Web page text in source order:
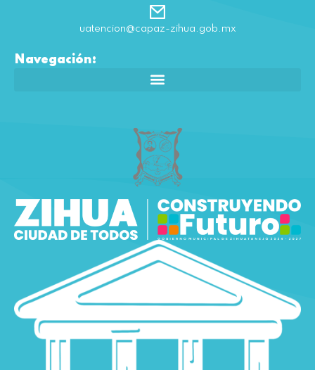
uatencion@capaz-zihua.gob.mx
Navegación: